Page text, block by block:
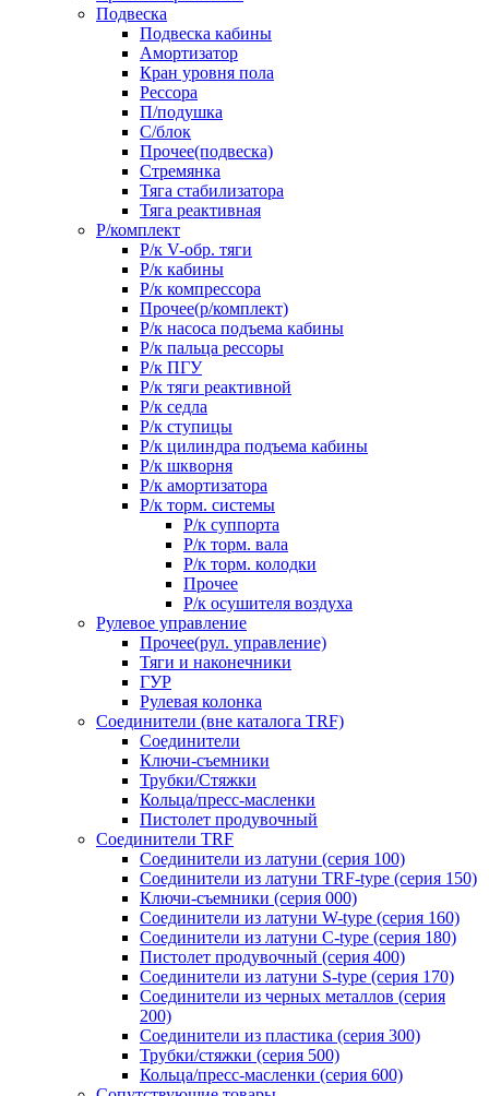
Подвеска
Подвеска кабины
Амортизатор
Кран уровня пола
Рессора
П/подушка
С/блок
Прочее(подвеска)
Стремянка
Тяга стабилизатора
Тяга реактивная
Р/комплект
Р/к V-обр. тяги
Р/к кабины
Р/к компрессора
Прочее(р/комплект)
Р/к насоса подъема кабины
Р/к пальца рессоры
Р/к ПГУ
Р/к тяги реактивной
Р/к седла
Р/к ступицы
Р/к цилиндра подъема кабины
Р/к шкворня
Р/к амортизатора
Р/к торм. системы
Р/к суппорта
Р/к торм. вала
Р/к торм. колодки
Прочее
Р/к осушителя воздуха
Рулевое управление
Прочее(рул. управление)
Тяги и наконечники
ГУР
Рулевая колонка
Соединители (вне каталога TRF)
Соединители
Ключи-cъемники
Трубки/Стяжки
Кольца/пресс-масленки
Пистолет продувочный
Соединители TRF
Соединители из латуни (серия 100)
Соединители из латуни TRF-type (серия 150)
Ключи-съемники (серия 000)
Соединители из латуни W-type (серия 160)
Соединители из латуни С-type (серия 180)
Пистолет продувочный (серия 400)
Соединители из латуни S-type (серия 170)
Соединители из черных металлов (серия
200)
Соединители из пластика (серия 300)
Трубки/стяжки (серия 500)
Кольца/пресс-масленки (серия 600)